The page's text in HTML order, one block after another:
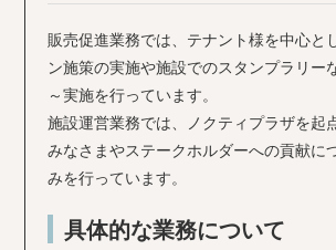
販売促進業務では、テナント様を中心と
ン施策の実施や施設でのスタンプラリー
～実施を行っています。
施設運営業務では、ノクティプラザを起
みなさまやステークホルダーへの貢献に
みを行っています。
具体的な業務について